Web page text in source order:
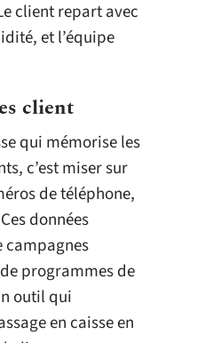
client repart avec
et l’équipe
client
qui mémorise les
c’est miser sur
de téléphone,
données
campagnes
programmes de
outil qui
en caisse en